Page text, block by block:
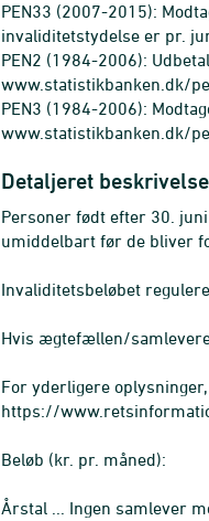
PEN33 (2007-2015):
invaliditetstydelse er pr.
PEN2 (1984-2006):
www.statistikbanken.dk/
PEN3 (1984-2006):
www.statistikbanken.dk/
Detaljeret beskrivelse
Personer født efter 30.
umiddelbart før de bliver
Invaliditetsbeløbet
Hvis ægtefællen/
For yderligere
https://
Beløb (kr. pr. måned):
Årstal ... Ingen samlever